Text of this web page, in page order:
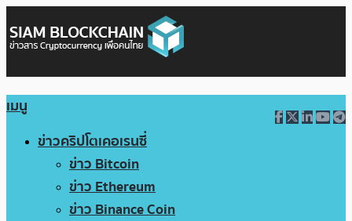
เมนู
ข่าวคริปโตเคอเรนซี่
ข่าว Bitcoin
ข่าว Ethereum
ข่าว Binance Coin